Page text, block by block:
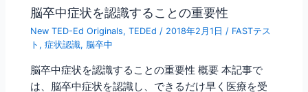
脳卒中症状を認識することの重要性
New TED-Ed Originals,TEDEd / 2018年2月1日/ FASTテス
ト ,症状認識, 脳卒中
脳卒中症状を認識することの重要性 概要 本記事で
は、脳卒中症状を認識し、できるだけ早く医療を受